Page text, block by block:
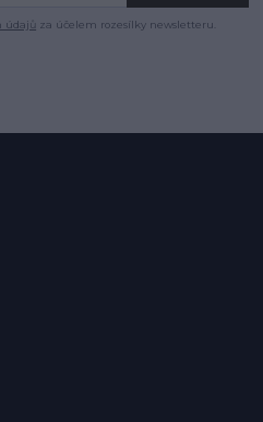
údajů za účelem rozesílky newsletteru.